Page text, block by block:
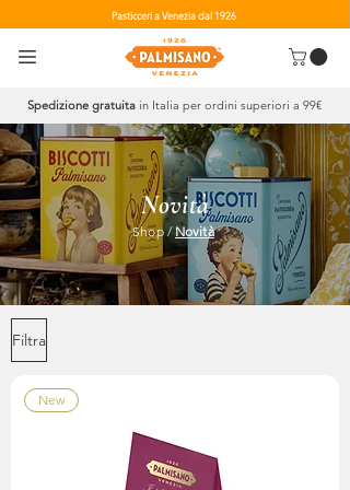
Pasticceri a Venezia dal 1926
Spedizione gratuita in Italia per ordini superiori a 99€
Novità
Shop/Novità
Filtra
New